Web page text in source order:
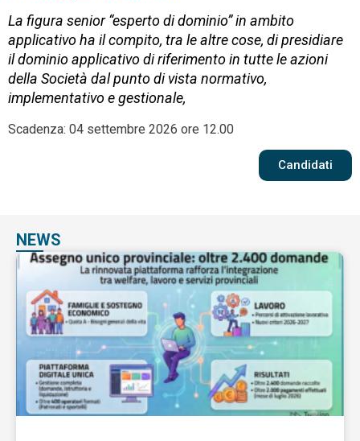
La figura senior “esperto di dominio” in ambito
applicativo ha il compito, tra le altre cose, di presidiare
il dominio applicativo di riferimento in tutte le azioni
della Società dal punto di vista normativo,
implementativo e gestionale,
Scadenza: 04 settembre 2026 ore 12.00
Candidati
NEWS